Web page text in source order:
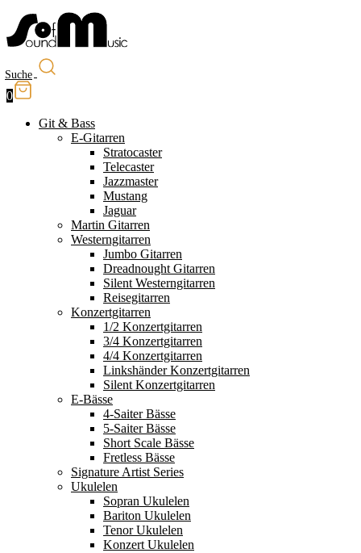
Suche
0
Git & Bass
E-Gitarren
Stratocaster
Telecaster
Jazzmaster
Mustang
Jaguar
Martin Gitarren
Westerngitarren
Jumbo Gitarren
Dreadnought Gitarren
Silent Westerngitarren
Reisegitarren
Konzertgitarren
1/2 Konzertgitarren
3/4 Konzertgitarren
4/4 Konzertgitarren
Linkshänder Konzertgitarren
Silent Konzertgitarren
E-Bässe
4-Saiter Bässe
5-Saiter Bässe
Short Scale Bässe
Fretless Bässe
Signature Artist Series
Ukulelen
Sopran Ukulelen
Bariton Ukulelen
Tenor Ukulelen
Konzert Ukulelen